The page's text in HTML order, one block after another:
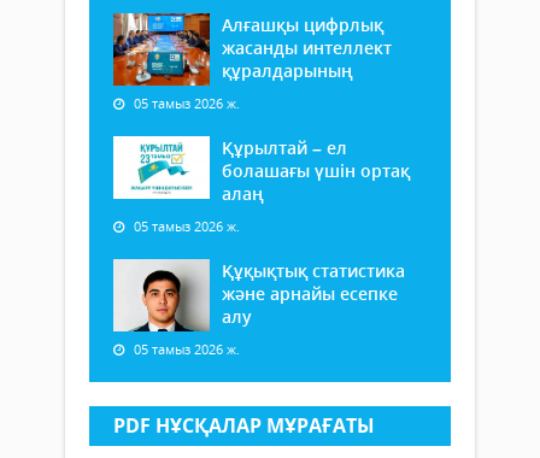
Алғашқы цифрлық
жасанды интеллект
құралдарының
05 тамыз 2026 ж.
Құрылтай – ел
болашағы үшін ортақ
алаң
05 тамыз 2026 ж.
Құқықтық статистика
және арнайы есепке
алу
05 тамыз 2026 ж.
PDF НҰСҚАЛАР МҰРАҒАТЫ